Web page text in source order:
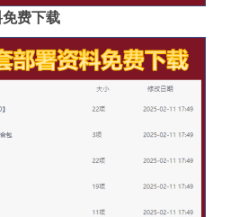
费下载